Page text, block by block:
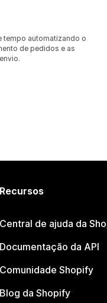
tempo automatizando o
de pedidos e as
Recursos
Central de ajuda da
Documentação da API
Comunidade Shopify
Blog da Shopify